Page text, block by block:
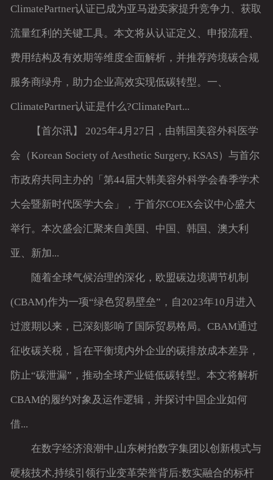
ClimatePartner认证已成为亚马逊卖家提升竞争力、获取
流量红利的关键工具。本文将从认证定义、申报流程、
费用结构及有效期等维度全面解析，并推荐跨境碳合规
服务商绿舟，助力企业高效实现低碳转型。一、
ClimatePartner认证是什么?ClimatePart...
【首尔讯】 2025年4月27日，由韩国美容外科医学
会（Korean Society of Aesthetic Surgery, KSAS）与首尔
市政府共同主办的「第44届大韩美容外科学会春季学术
大会暨新时代医学大会」，于首尔COEX会议中心盛大
举行。本次盛会汇聚来自美国、中国、韩国、澳大利
亚、新加...
随着全球气候治理的深化，欧盟碳边境调节机制
(CBAM)作为一项“绿色贸易壁垒”，自2023年10月进入
过渡期以来，已深刻影响了国际贸易格局。CBAM通过
征收碳关税，旨在平衡境内外企业的碳排放成本差异，
防止“碳泄漏”，推动全球产业链低碳转型。本文将解析
CBAM的履约对象及运作逻辑，并探讨中国企业如何
借...
在数字经济浪潮中,山东树拍数字集团以创新模式与
硬核技术,持续引领行业变革荣誉背后:数实融合的标杆